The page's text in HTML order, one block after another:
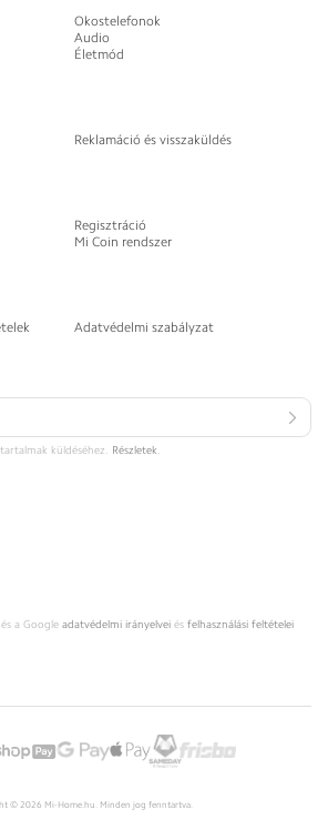
Okostelefonok
Audio
Életmód
Reklamáció és visszaküldés
Regisztráció
Mi Coin rendszer
Adatvédelmi szabályzat
küldéséhez. Részletek .
a Google adatvédelmi irányelvei és felhasználási feltételei
© 2026 Mi-Home.hu. Minden jog fenntartva.